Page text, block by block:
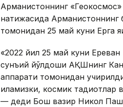
Арманистоннинг
натижасида Арманистоннинг
томонидан 25 май куни Ерга
«2022 йил 25 май куни
сунъий йўлдоши АҚШнинг
аппарати томонидан
қиламизки, космик
— деди Бош вазир Никол